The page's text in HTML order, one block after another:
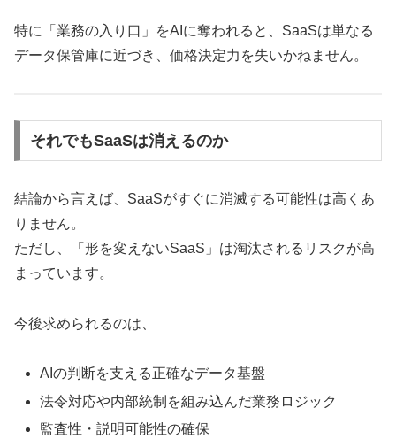
特に「業務の入り口」をAIに奪われると、SaaSは単なる
データ保管庫に近づき、価格決定力を失いかねません。
それでもSaaSは消えるのか
結論から言えば、SaaSがすぐに消滅する可能性は高くあ
りません。
ただし、「形を変えないSaaS」は淘汰されるリスクが高
まっています。
今後求められるのは、
AIの判断を支える正確なデータ基盤
法令対応や内部統制を組み込んだ業務ロジック
監査性・説明可能性の確保